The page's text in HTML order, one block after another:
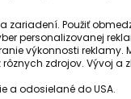
prvý a druhý
Moderoval ho
sedí pán
Použiť
personalizovanej
výkonnosti
zdrojov. Vývoj a
a odosielané do USA.